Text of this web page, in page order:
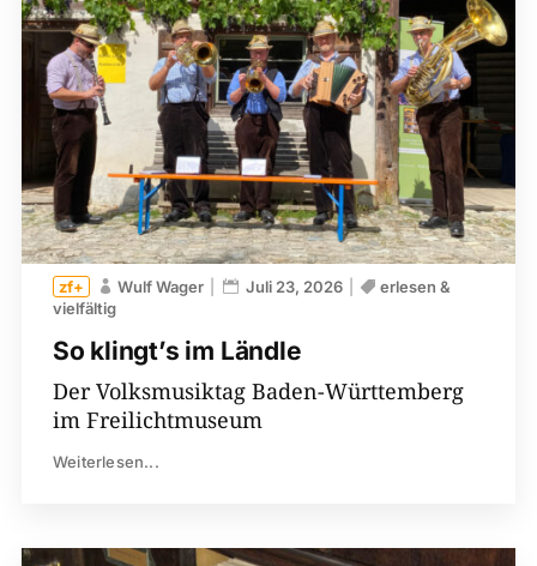
So klingt’s im Ländle
Wulf Wager Juli 23, 2026
erlesen &
vielfältig
Der Volksmusiktag Baden-Württemberg
im Freilichtmuseum
Weiterlesen...